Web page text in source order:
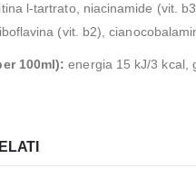
l-tartrato, niacinamide (vit.
(vit. b2),
100ml): energia 15 kJ/3 kcal,